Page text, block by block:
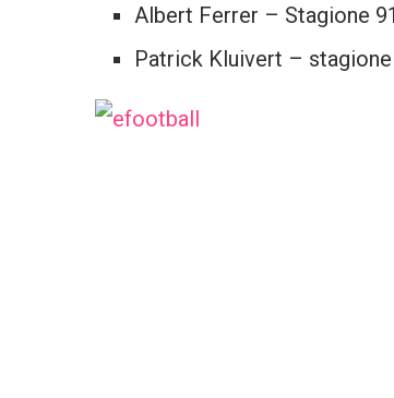
Albert Ferrer – Stagione
Patrick Kluivert –